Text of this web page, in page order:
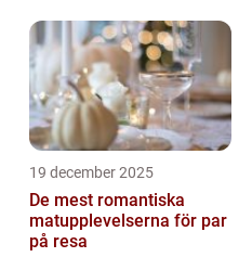
19 december 2025
De mest romantiska
matupplevelserna för par
på resa